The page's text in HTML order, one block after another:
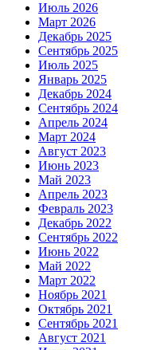
Июль 2026
Март 2026
Декабрь 2025
Сентябрь 2025
Июль 2025
Январь 2025
Декабрь 2024
Сентябрь 2024
Апрель 2024
Март 2024
Август 2023
Июнь 2023
Май 2023
Апрель 2023
Февраль 2023
Декабрь 2022
Сентябрь 2022
Июнь 2022
Май 2022
Март 2022
Ноябрь 2021
Октябрь 2021
Сентябрь 2021
Август 2021